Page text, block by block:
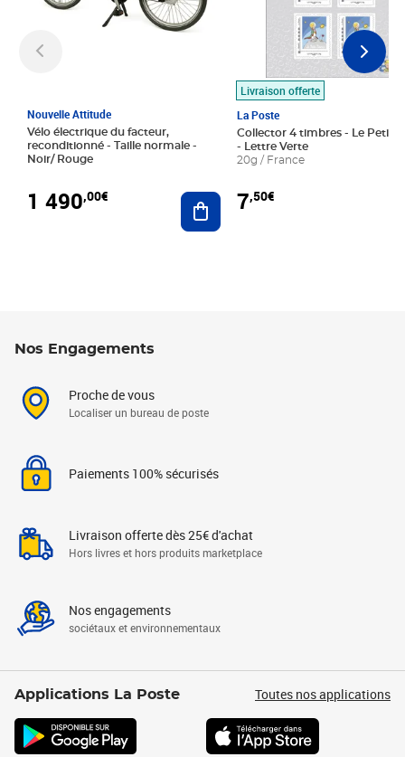
Nouvelle Attitude
Vélo électrique du facteur,
reconditionné - Taille normale -
Noir/ Rouge
1 490,00€ Ajouter au panier
Livraison offerte
La Poste
Collector 4 timbres - Le Petit
- Lettre Verte
20g / France
7,50€
Nos Engagements
Proche de vous
Localiser un bureau de poste
Paiements 100% sécurisés
Livraison offerte dès 25€ d'achat
Hors livres et hors produits marketplace
Nos engagements
sociétaux et environnementaux
Applications La Poste Toutes nos applications